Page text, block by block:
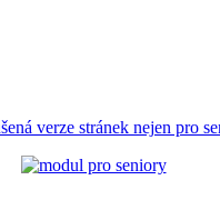
verze stránek nejen pro